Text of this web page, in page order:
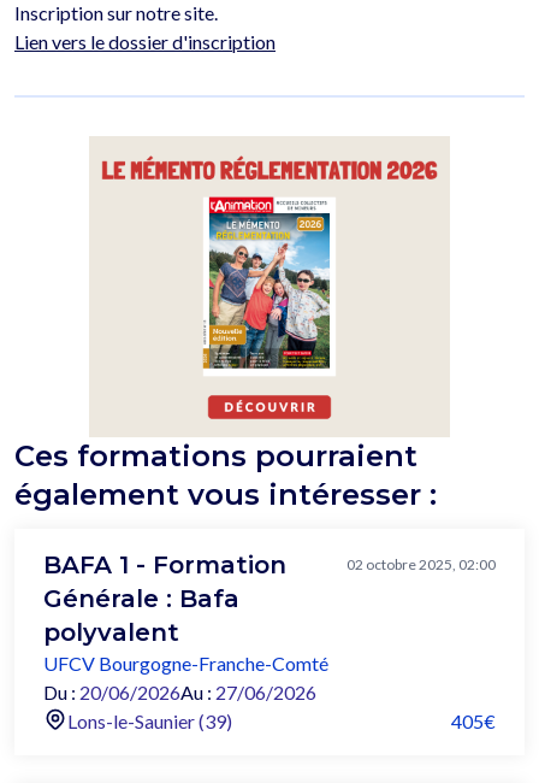
Inscription sur notre site.
Lien vers le dossier d'inscription
Ces formations pourraient
également vous intéresser :
BAFA 1 - Formation
Générale : Bafa
polyvalent
02 octobre 2025, 02:00
UFCV Bourgogne-Franche-Comté
Du : 20/06/2026Au : 27/06/2026
Lons-le-Saunier (39)
405€